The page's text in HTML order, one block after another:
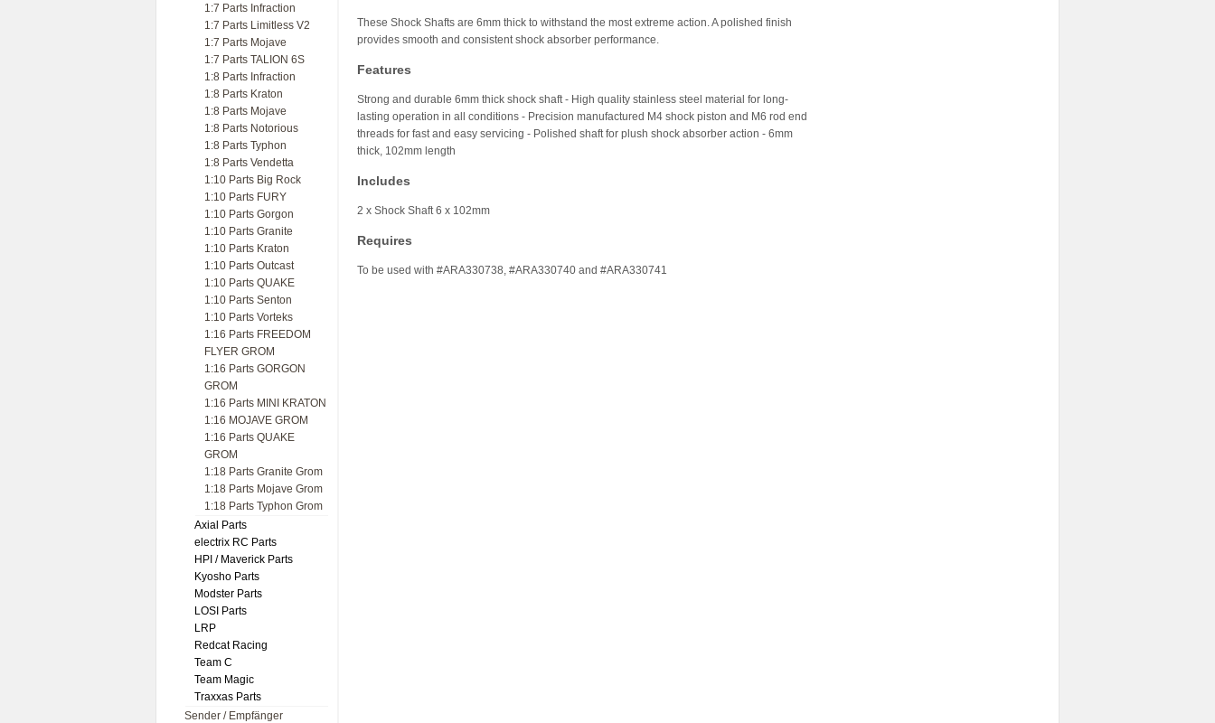
1:7 Parts Infraction
1:7 Parts Limitless V2
1:7 Parts Mojave
1:7 Parts TALION 6S
1:8 Parts Infraction
1:8 Parts Kraton
1:8 Parts Mojave
1:8 Parts Notorious
1:8 Parts Typhon
1:8 Parts Vendetta
1:10 Parts Big Rock
1:10 Parts FURY
1:10 Parts Gorgon
1:10 Parts Granite
1:10 Parts Kraton
1:10 Parts Outcast
1:10 Parts QUAKE
1:10 Parts Senton
1:10 Parts Vorteks
1:16 Parts FREEDOM
FLYER GROM
1:16 Parts GORGON
GROM
1:16 Parts MINI KRATON
1:16 MOJAVE GROM
1:16 Parts QUAKE
GROM
1:18 Parts Granite Grom
1:18 Parts Mojave Grom
1:18 Parts Typhon Grom
Axial Parts
electrix RC Parts
HPI / Maverick Parts
Kyosho Parts
Modster Parts
LOSI Parts
LRP
Redcat Racing
Team C
Team Magic
Traxxas Parts
Sender / Empfänger
These Shock Shafts are 6mm thick to withstand the most extreme action. A polished finish
provides smooth and consistent shock absorber performance.
Features
Strong and durable 6mm thick shock shaft - High quality stainless steel material for long-
lasting operation in all conditions - Precision manufactured M4 shock piston and M6 rod end
threads for fast and easy servicing - Polished shaft for plush shock absorber action - 6mm
thick, 102mm length
Includes
2 x Shock Shaft 6 x 102mm
Requires
To be used with #ARA330738, #ARA330740 and #ARA330741